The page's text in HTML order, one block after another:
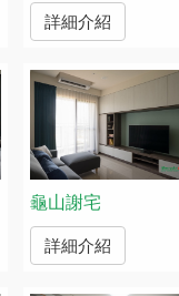
詳細介紹
龜山謝宅
詳細介紹